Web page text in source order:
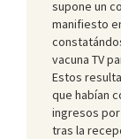
supone un
manifiesto
vacuna TV
Estos
que habían
ingresos
tras la